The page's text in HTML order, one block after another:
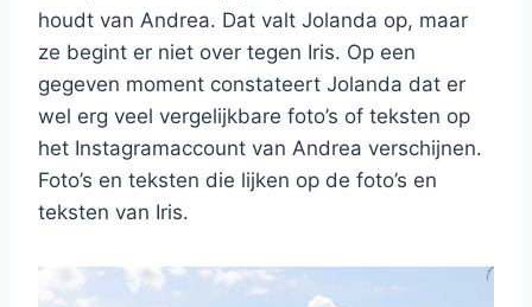
houdt van Andrea. Dat valt Jolanda op, maar
ze begint er niet over tegen Iris. Op een
gegeven moment constateert Jolanda dat er
wel erg veel vergelijkbare foto’s of teksten op
het Instagramaccount van Andrea verschijnen.
Foto’s en teksten die lijken op de foto’s en
teksten van Iris.